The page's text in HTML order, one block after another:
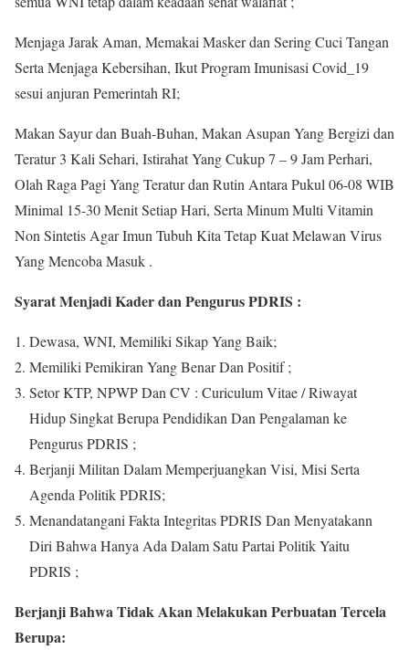
Menjaga Jarak Aman, Memakai Masker dan Sering Cuci Tangan
Serta Menjaga Kebersihan, Ikut Program Imunisasi Covid_19
sesui anjuran Pemerintah RI;
Makan Sayur dan Buah-Buhan, Makan Asupan Yang Bergizi dan
Teratur 3 Kali Sehari, Istirahat Yang Cukup 7 – 9 Jam Perhari,
Olah Raga Pagi Yang Teratur dan Rutin Antara Pukul 06-08 WIB
Minimal 15-30 Menit Setiap Hari, Serta Minum Multi Vitamin
Non Sintetis Agar Imun Tubuh Kita Tetap Kuat Melawan Virus
Yang Mencoba Masuk .
Syarat Menjadi Kader dan Pengurus PDRIS :
Dewasa, WNI, Memiliki Sikap Yang Baik;
Memiliki Pemikiran Yang Benar Dan Positif ;
Setor KTP, NPWP Dan CV : Curiculum Vitae / Riwayat
Hidup Singkat Berupa Pendidikan Dan Pengalaman ke
Pengurus PDRIS ;
Berjanji Militan Dalam Memperjuangkan Visi, Misi Serta
Agenda Politik PDRIS;
Menandatangani Fakta Integritas PDRIS Dan Menyatakann
Diri Bahwa Hanya Ada Dalam Satu Partai Politik Yaitu
PDRIS ;
Berjanji Bahwa Tidak Akan Melakukan Perbuatan Tercela
Berupa: